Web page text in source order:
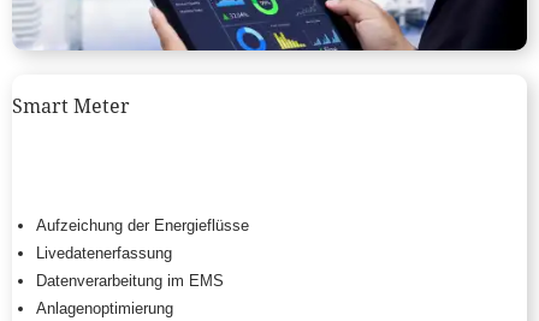
Smart Meter
Aufzeichung der Energieflüsse
Livedatenerfassung
Datenverarbeitung im EMS
Anlagenoptimierung